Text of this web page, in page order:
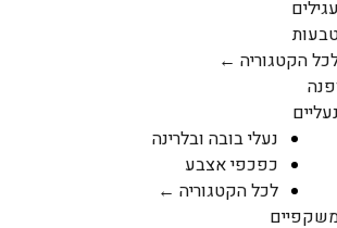
עגילים
הקטגוריה ←
נעליים
נעלי בובה ובלרינה
כפכפי אצבע
לכל הקטגוריה ←